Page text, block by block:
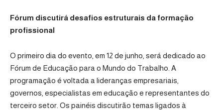
Fórum discutirá desafios estruturais da formação
profissional
O primeiro dia do evento, em 12 de junho, será dedicado ao
Fórum de Educação para o Mundo do Trabalho. A
programação é voltada a lideranças empresariais,
governos, especialistas em educação e representantes do
terceiro setor. Os painéis discutirão temas ligados à